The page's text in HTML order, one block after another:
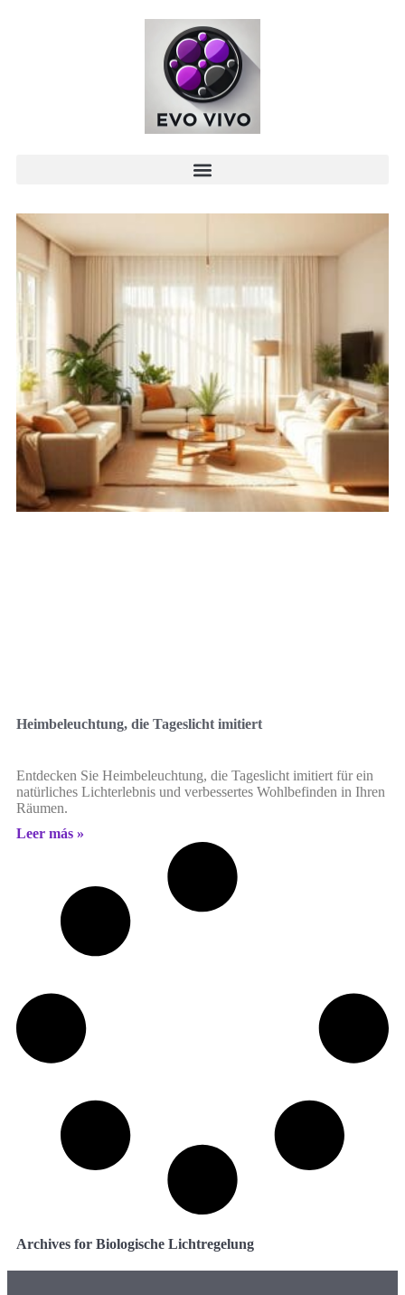
Heimbeleuchtung, die Tageslicht imitiert
Entdecken Sie Heimbeleuchtung, die Tageslicht imitiert für ein
natürliches Lichterlebnis und verbessertes Wohlbefinden in Ihren
Räumen.
Leer más »
Archives for Biologische Lichtregelung